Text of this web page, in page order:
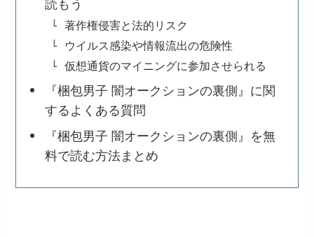
読もう
著作権侵害と法的リスク
ウイルス感染や情報流出の危険性
仮想通貨のマイニングに参加させられる
『梱包男子 闇オークションの裏側』に関
するよくある質問
『梱包男子 闇オークションの裏側』を無
料で読む方法まとめ